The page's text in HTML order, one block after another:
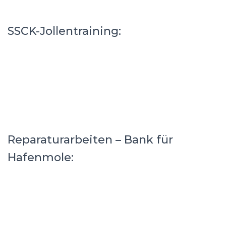
SSCK-Jollentraining:
Reparaturarbeiten – Bank für
Hafenmole: